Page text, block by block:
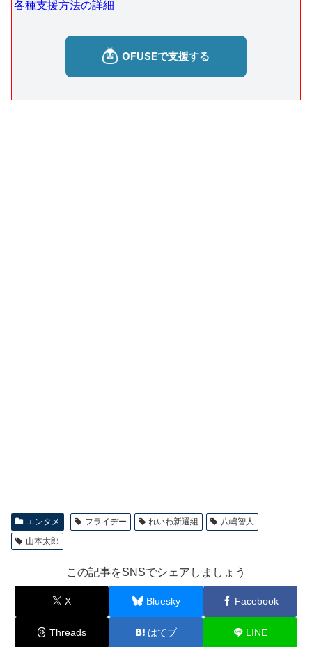
各種支援方法の詳細
エンタメ フライデー れいわ新選組
八嶋智人
山本太郎
この記事をSNSでシェアしましょう
X Bluesky Facebook
Threads はてブ LINE